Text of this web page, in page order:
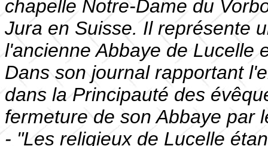
chapelle Notre-Dame du
Jura en Suisse. Il représente
l'ancienne Abbaye de Lucelle
Dans son journal rapportant
dans la Principauté des
fermeture de son Abbaye par
- "Les religieux de Lucelle